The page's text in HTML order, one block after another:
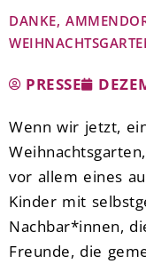
DANKE,
PRESSE
Wenn wir jetzt,
vor allem eines
Kinder mit
Nachbar*innen,
Freunde, die